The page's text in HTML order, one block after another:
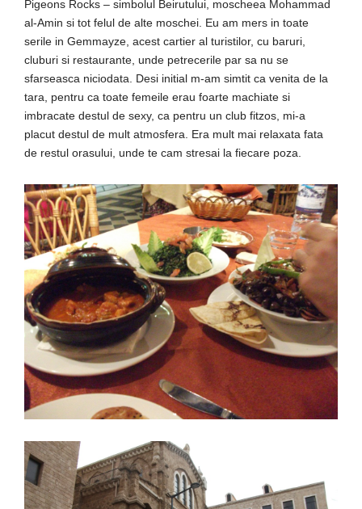
Pigeons Rocks – simbolul Beirutului, moscheea Mohammad
al-Amin si tot felul de alte moschei. Eu am mers in toate
serile in Gemmayze, acest cartier al turistilor, cu baruri,
cluburi si restaurante, unde petrecerile par sa nu se
sfarseasca niciodata. Desi initial m-am simtit ca venita de la
tara, pentru ca toate femeile erau foarte machiate si
imbracate destul de sexy, ca pentru un club fitzos, mi-a
placut destul de mult atmosfera. Era mult mai relaxata fata
de restul orasului, unde te cam stresai la fiecare poza.